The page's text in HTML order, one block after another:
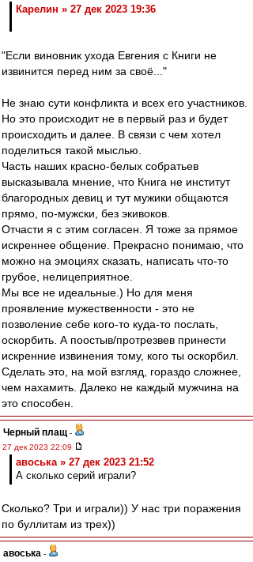
Карелин » 27 дек 2023 19:36
"Если виновник ухода Евгения с Книги не
извинится перед ним за своё..."
Не знаю сути конфликта и всех его участников.
Но это происходит не в первый раз и будет
происходить и далее. В связи с чем хотел
поделиться такой мыслью.
Часть наших красно-белых собратьев
высказывала мнение, что Книга не институт
благородных девиц и тут мужики общаются
прямо, по-мужски, без экивоков.
Отчасти я с этим согласен. Я тоже за прямое
искреннее общение. Прекрасно понимаю, что
можно на эмоциях сказать, написать что-то
грубое, нелицеприятное.
Мы все не идеальные.) Но для меня
проявление мужественности - это не
позволение себе кого-то куда-то послать,
оскорбить. А поостыв/протрезвев принести
искренние извинения тому, кого ты оскорбил.
Сделать это, на мой взгляд, гораздо сложнее,
чем нахамить. Далеко не каждый мужчина на
это способен.
Черный плащ -
27 дек 2023 22:09
авоська » 27 дек 2023 21:52
А сколько серий играли?
Сколько? Три и играли)) У нас три поражения
по буллитам из трех))
авоська -